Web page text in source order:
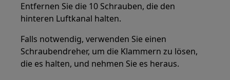
Entfernen Sie die 10 Schrauben, die den
hinteren Luftkanal halten.
Falls notwendig, verwenden Sie einen
Schraubendreher, um die Klammern zu lösen,
die es halten, und nehmen Sie es heraus.